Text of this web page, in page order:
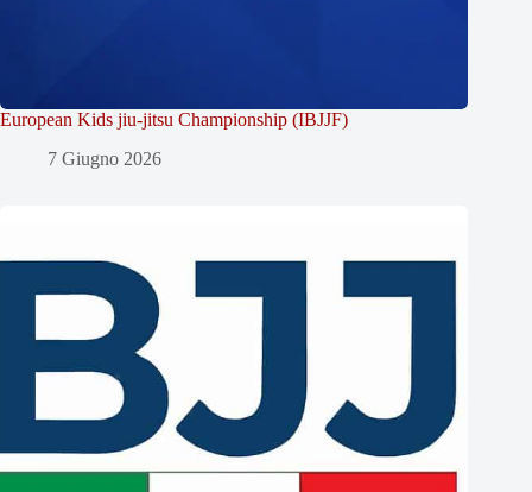
European Kids jiu-jitsu Championship (IBJJF)
7 Giugno 2026